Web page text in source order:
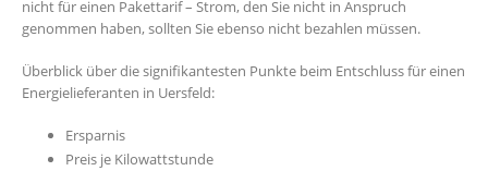
nicht für einen Pakettarif – Strom, den Sie nicht in Anspruch
genommen haben, sollten Sie ebenso nicht bezahlen müssen.
Überblick über die signifikantesten Punkte beim Entschluss für einen
Energielieferanten in Uersfeld:
Ersparnis
Preis je Kilowattstunde